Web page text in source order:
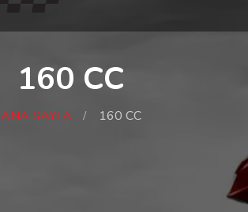
160 CC
ANA SAYFA 160 CC